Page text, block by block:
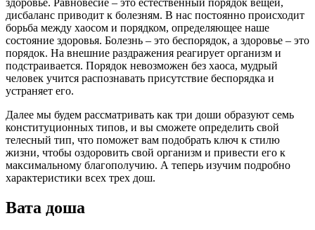
дисбаланс приводит к болезням. В нас постоянно происходит
борьба между хаосом и порядком, определяющее наше
состояние здоровья. Болезнь – это беспорядок, а здоровье – это
порядок. На внешние раздражения реагирует организм и
подстраивается. Порядок невозможен без хаоса, мудрый
человек учится распознавать присутствие беспорядка и
устраняет его.
Далее мы будем рассматривать как три доши образуют семь
конституционных типов, и вы сможете определить свой
телесный тип, что поможет вам подобрать ключ к стилю
жизни, чтобы оздоровить свой организм и привести его к
максимальному благополучию. А теперь изучим подробно
характеристики всех трех дош.
Вата доша